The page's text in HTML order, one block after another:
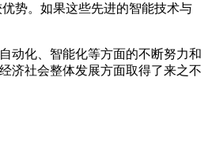
势。如果这些先进的智能技术与
动化、智能化等方面的不断努力和
济社会整体发展方面取得了来之不